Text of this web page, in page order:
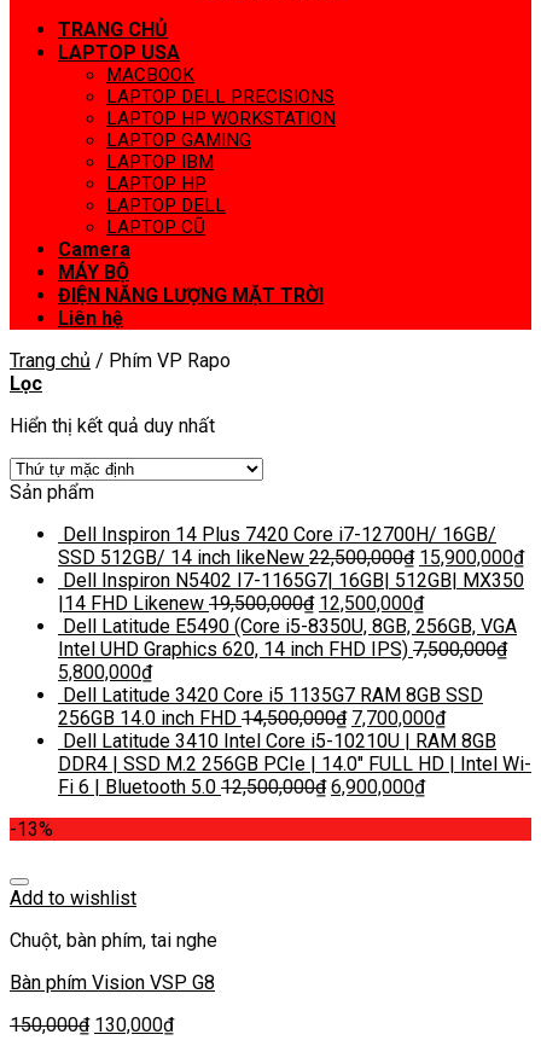
TRANG CHỦ
LAPTOP USA
MACBOOK
LAPTOP DELL PRECISIONS
LAPTOP HP WORKSTATION
LAPTOP GAMING
LAPTOP IBM
LAPTOP HP
LAPTOP DELL
LAPTOP CŨ
Camera
MÁY BỘ
ĐIỆN NĂNG LƯỢNG MẶT TRỜI
Liên hệ
Trang chủ / Phím VP Rapo
Lọc
Hiển thị kết quả duy nhất
Sản phẩm
Dell Inspiron 14 Plus 7420 Core i7-12700H/ 16GB/
SSD 512GB/ 14 inch likeNew 22,500,000₫ 15,900,000₫
Dell Inspiron N5402 I7-1165G7| 16GB| 512GB| MX350
|14 FHD Likenew 19,500,000₫ 12,500,000₫
Dell Latitude E5490 (Core i5-8350U, 8GB, 256GB, VGA
Intel UHD Graphics 620, 14 inch FHD IPS) 7,500,000₫
5,800,000₫
Dell Latitude 3420 Core i5 1135G7 RAM 8GB SSD
256GB 14.0 inch FHD 14,500,000₫ 7,700,000₫
Dell Latitude 3410 Intel Core i5-10210U | RAM 8GB
DDR4 | SSD M.2 256GB PCIe | 14.0″ FULL HD | Intel Wi-
Fi 6 | Bluetooth 5.0 12,500,000₫ 6,900,000₫
-13%
Add to wishlist
Chuột, bàn phím, tai nghe
Bàn phím Vision VSP G8
150,000₫ 130,000₫